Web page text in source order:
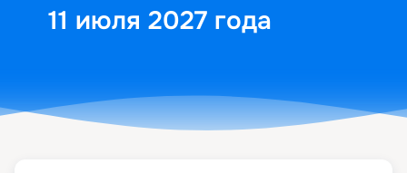
11 июля 2027 года